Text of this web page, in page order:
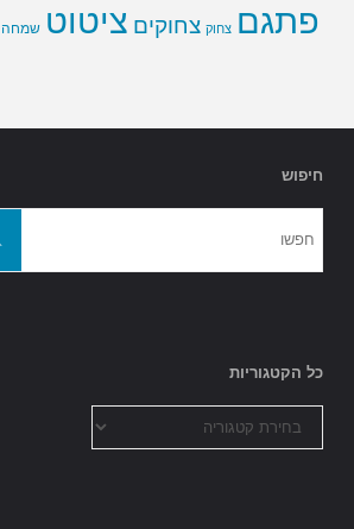
פתגם צחוק צחוקים ציטוט שמחה
חיפוש
כל הקטגוריות
הקטגוריות